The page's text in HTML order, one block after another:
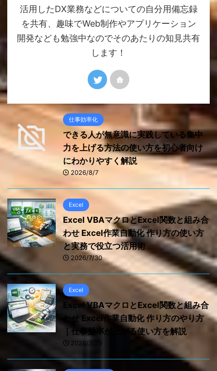
活用したDX業務などについての自分用備忘録
を共有、趣味でWeb制作やアプリケーション
開発なども勉強中なのでそのあたりの知見共有
します！
仕事効率化
できる人が無意識に実践している集中
力を上げる方法の使い方を初心者向け
にわかりやすく解説
2026/8/7
Excel
Excel VBAマクロとExcel関数と組み合
わせ Excel作業自動化 作り方の使い方
と実務で役立つ活用術
2026/7/30
Excel
Excel VBAマクロとExcel関数と組み合
わせ Excel作業自動化 作り方のやり方
｜仕事効率が上がる使い方を解説
2026/7/29